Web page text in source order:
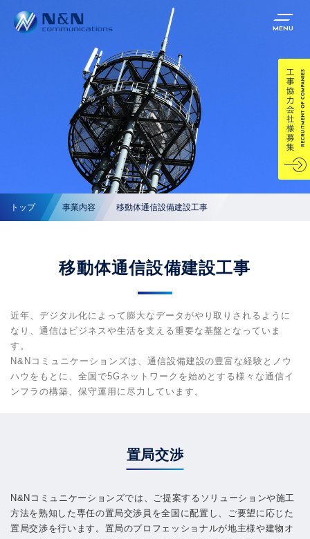
MENU
トップ 事業内容 移動体通信設備建設工事
移動体通信設備建設工事
近年、デジタル化によって膨大なデータがやり取りされるように
なり、 通信はビジネスや生活を支える重要な基盤となっていま
す。
N&Nコミュニケーションズは、通信設備建設の豊富な経験とノウ
ハウをもとに、 全国で5Gネットワークを始めとする様々な通信イ
ンフラの構築、保守運用に尽力しています。
置局交渉
N&Nコミュニケーションズでは、ご提案するソリューションや施工
方法を熟知した専任の置局交渉員を全国に配置し、ご要望に応じた
置局交渉を行います。置局のプロフェッショナルが地主様や建物オ